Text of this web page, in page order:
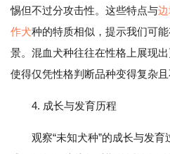
惕但不过分攻击性。这些特点与
作犬种的特质相似，提示我们可
景。混血犬种往往在性格上展现
使得仅凭性格判断品种变得复杂且
4. 成长与发育历程
观察“未知犬种”的成长与发